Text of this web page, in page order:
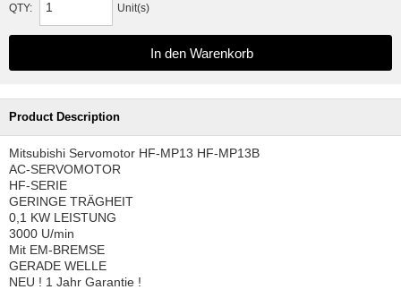
QTY: Unit(s)
Product Description
Mitsubishi Servomotor HF-MP13 HF-MP13B
AC-SERVOMOTOR
HF-SERIE
GERINGE TRÄGHEIT
0,1 KW LEISTUNG
3000 U/min
Mit EM-BREMSE
GERADE WELLE
NEU ! 1 Jahr Garantie !